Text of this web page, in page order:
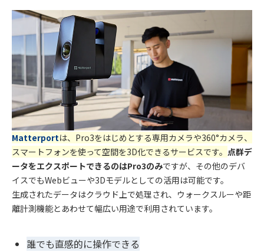
Matterportは、Pro3をはじめとする専用カメラや360°カメラ、
スマートフォンを使って空間を3D化できるサービスです。 点群デ
ータをエクスポートできるのはPro3のみですが、その他のデバ
イスでもWebビューや3Dモデルとしての活用は可能です。
生成されたデータはクラウド上で処理され、ウォークスルーや距
離計測機能とあわせて幅広い用途で利用されています。
誰でも直感的に操作できる